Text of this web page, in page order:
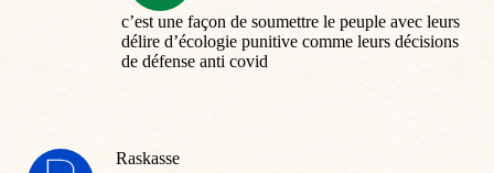
c’est une façon de soumettre le peuple avec leurs
délire d’écologie punitive comme leurs décisions
de défense anti covid
Raskasse